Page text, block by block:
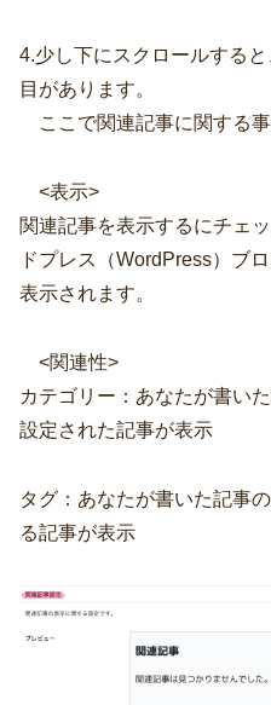
4.少し下にスクロールする
目があります。
ここで関連記事に関する事
<表示>
関連記事を表示するにチェ
ドプレス（WordPress）ブ
表示されます。
<関連性>
カテゴリー：あなたが書い
設定された記事が表示
タグ：あなたが書いた記事
る記事が表示